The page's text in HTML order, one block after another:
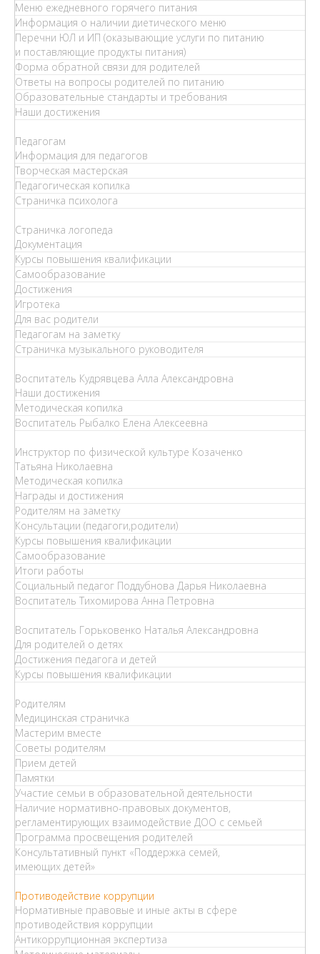
Меню ежедневного горячего питания
Информация о наличии диетического меню
Перечни ЮЛ и ИП (оказывающие услуги по питанию
и поставляющие продукты питания)
Форма обратной связи для родителей
Ответы на вопросы родителей по питанию
Образовательные стандарты и требования
Наши достижения
Педагогам
Информация для педагогов
Творческая мастерская
Педагогическая копилка
Страничка психолога
Страничка логопеда
Документация
Курсы повышения квалификации
Самообразование
Достижения
Игротека
Для вас родители
Педагогам на заметку
Страничка музыкального руководителя
Воспитатель Кудрявцева Алла Александровна
Наши достижения
Методическая копилка
Воспитатель Рыбалко Елена Алексеевна
Инструктор по физической культуре Козаченко
Татьяна Николаевна
Методическая копилка
Награды и достижения
Родителям на заметку
Консультации (педагоги,родители)
Курсы повышения квалификации
Самообразование
Итоги работы
Социальный педагог Поддубнова Дарья Николаевна
Воспитатель Тихомирова Анна Петровна
Воспитатель Горьковенко Наталья Александровна
Для родителей о детях
Достижения педагога и детей
Курсы повышения квалификации
Родителям
Медицинская страничка
Мастерим вместе
Советы родителям
Прием детей
Памятки
Участие семьи в образовательной деятельности
Наличие нормативно-правовых документов,
регламентирующих взаимодействие ДОО с семьей
Программа просвещения родителей
Консультативный пункт «Поддержка семей,
имеющих детей»
Противодействие коррупции
Нормативные правовые и иные акты в сфере
противодействия коррупции
Антикоррупционная экспертиза